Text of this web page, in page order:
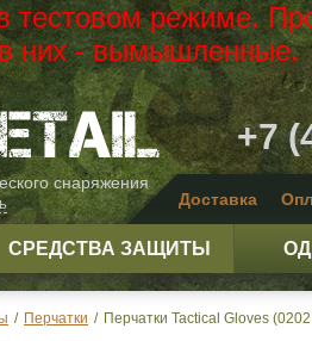
тестовом режиме.
них - вымышленные.
снаряжения
+7
Доставка
СРЕДСТВА ЗАЩИТЫ
/ Перчатки / Перчатки Tactical Gloves